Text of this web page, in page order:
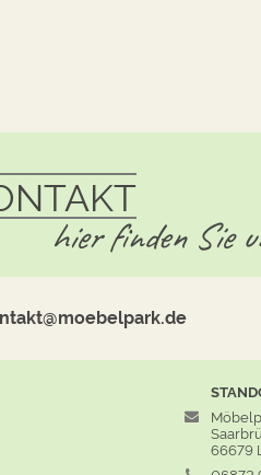
hier finden Sie
66679